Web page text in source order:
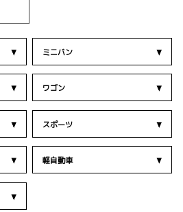
ミニバン
ワゴン
スポーツ
軽自動車